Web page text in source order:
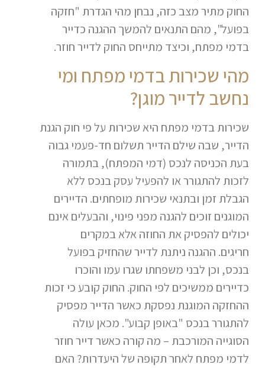
החוק מתיר מצב כזה, נבחן מהי הגדרת "חזקה
בפועל", מהם התנאים להמשך ההגנה כדייר
בדמי מפתח, וכיצד מתייחס החוק לדייר חוזר.
מהי שכירות בדמי מפתח ומי
נחשב לדייר מוגן?
שכירות בדמי מפתח היא שכירות על פי חוק הגנת
הדייר, שבה שילם הדייר תשלום חד-פעמי גבוה
בעת הכניסה לנכס (דמי המפתח), בתמורה
לזכות להתגורר או להפעיל עסק בנכס ללא
הגבלת זמן ובתנאי שכירות מופחתים. הדיירים
המוגנים זוכים להגנה מפני פינוי, והבעלים אינם
יכולים להפסיק את החוזה אלא במקרים
חריגים. ההגנה ניתנת לדייר שהחזיק בפועל
בנכס, וכן לבני משפחתו שגרו עמו והוכרו
כדיירים ממשיכים לפי החוק. החוק קובע כי זכות
ההחזקה המוגנת נפסקת כאשר הדייר מפסיק
להתגורר בנכס "באופן קבוע". מכאן עולה
הסוגייה המורכבת – מה קורה כאשר דייר חוזר
לדמי מפתח לאחר תקופה של היעדרות? האם